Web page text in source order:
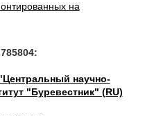
на
научно-
"Буревестник" (RU)